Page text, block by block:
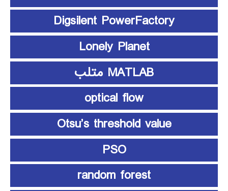
Digsilent PowerFactory
Lonely Planet
MATLAB متلب
optical flow
Otsu’s threshold value
PSO
random forest